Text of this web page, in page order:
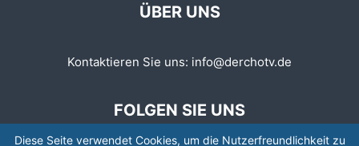
ÜBER UNS
Kontaktieren Sie uns: info@derchotv.de
FOLGEN SIE UNS
Diese Seite verwendet Cookies, um die Nutzerfreundlichkeit zu